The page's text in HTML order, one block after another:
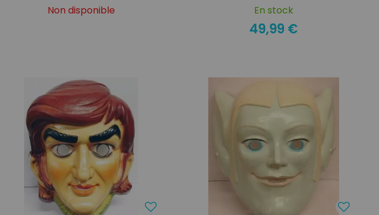
Non disponible En stock
49,99 €